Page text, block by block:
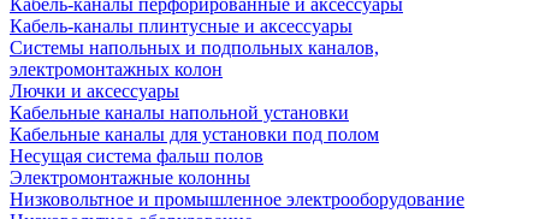
Кабель-каналы перфорированные и аксессуары
Кабель-каналы плинтусные и аксессуары
Системы напольных и подпольных каналов,
электромонтажных колон
Лючки и аксессуары
Кабельные каналы напольной установки
Кабельные каналы для установки под полом
Несущая система фальш полов
Электромонтажные колонны
Низковольтное и промышленное электрооборудование